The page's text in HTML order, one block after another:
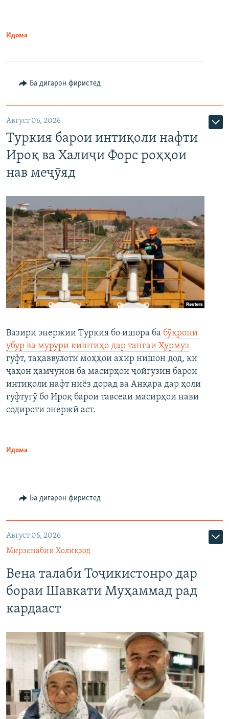
Идома
Ба дигарон фиристед
Август 06, 2026
Туркия барои интиқоли нафти
Ироқ ва Халиҷи Форс роҳҳои
нав меҷӯяд
Вазири энержии Туркия бо ишора ба бӯҳрони
убур ва мурури киштиҳо дар тангаи Ҳурмуз
гуфт, таҳаввулоти моҳҳои ахир нишон дод, ки
ҷаҳон ҳамчунон ба масирҳои ҷойгузин барои
интиқоли нафт ниёз дорад ва Анқара дар ҳоли
гуфтугӯ бо Ироқ барои тавсеаи масирҳои нави
содироти энержӣ аст.
Идома
Ба дигарон фиристед
Август 05, 2026
Мирзонабии Холиқзод
Вена талаби Тоҷикистонро дар
бораи Шавкати Муҳаммад рад
кардааст